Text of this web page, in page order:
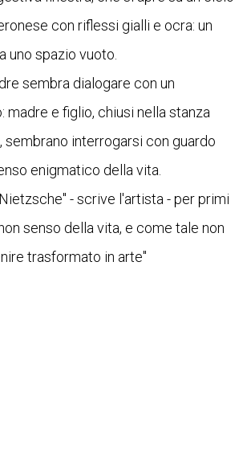
con riflessi gialli e ocra: un
uno spazio vuoto.
sembra dialogare con un
madre e figlio, chiusi nella stanza
sembrano interrogarsi con guardo
enigmatico della vita.
- scrive l'artista - per primi
senso della vita, e come tale non
trasformato in arte"